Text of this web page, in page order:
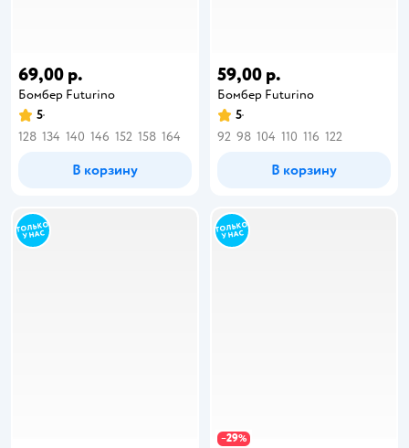
69,00 р.
Бомбер Futurino
5
128 134 140 146 152 158 164
В корзину
59,00 р.
Бомбер Futurino
5
92 98 104 110 116 122
В корзину
−29%